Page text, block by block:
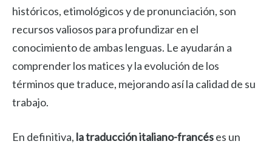
históricos, etimológicos y de pronunciación, son
recursos valiosos para profundizar en el
conocimiento de ambas lenguas. Le ayudarán a
comprender los matices y la evolución de los
términos que traduce, mejorando así la calidad de su
trabajo.
En definitiva, la traducción italiano-francéses un